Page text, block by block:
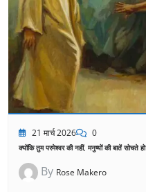
21 मार्च 2026 0
क्योंकि तुम परमेश्वर की नहीं, मनुष्यों की बातें सोचते हो
By Rose Makero